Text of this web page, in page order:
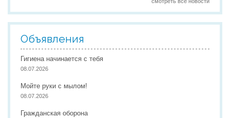
Объявления
Гигиена начинается с тебя
08.07.2026
Мойте руки с мылом!
08.07.2026
Гражданская оборона